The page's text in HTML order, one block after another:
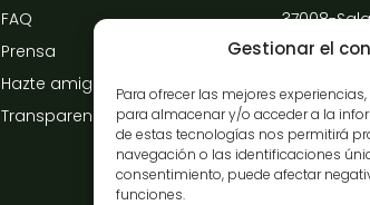
Gestionar el
Para ofrecer las mejores
para almacenar y/o acceder a la
de estas tecnologías nos permitirá
navegación o las identificaciones
consentimiento, puede afectar
funciones.
FAQ
Prensa
Hazte amigo del museo
Transparencia
37008-
923 12